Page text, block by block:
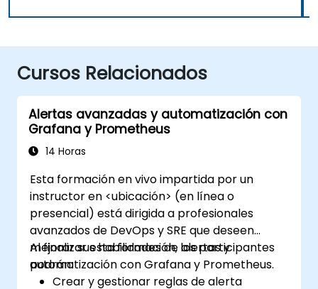
Cursos Relacionados
Alertas avanzadas y automatización con
Grafana y Prometheus
14 Horas
Esta formación en vivo impartida por un
instructor en <ubicación> (en línea o
presencial) está dirigida a profesionales
avanzados de DevOps y SRE que deseen
mejorar sus habilidades de alertas y
automatización con Grafana y Prometheus.
Al finalizar esta formación, los participantes
podrán:
Crear y gestionar reglas de alerta